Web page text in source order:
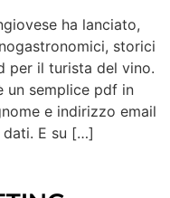
ha lanciato,
storici
per il turista del vino.
un semplice pdf in
e indirizzo email
E su […]